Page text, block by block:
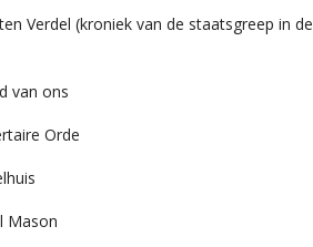
Verdel (kroniek van de staatsgreep in de
van ons
Orde
Mason